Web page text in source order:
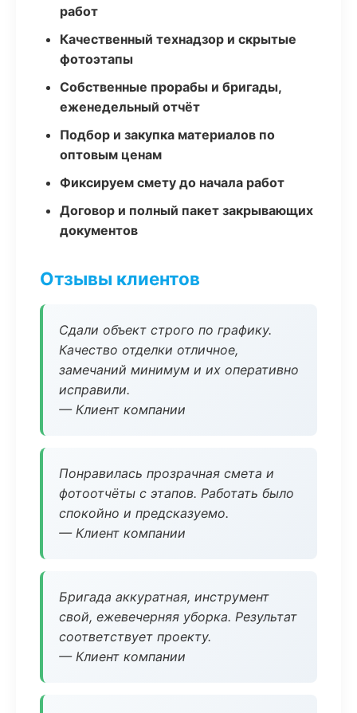
работ
Качественный технадзор и скрытые
фотоэтапы
Собственные прорабы и бригады,
еженедельный отчёт
Подбор и закупка материалов по
оптовым ценам
Фиксируем смету до начала работ
Договор и полный пакет закрывающих
документов
Отзывы клиентов
Сдали объект строго по графику.
Качество отделки отличное,
замечаний минимум и их оперативно
исправили.
— Клиент компании
Понравилась прозрачная смета и
фотоотчёты с этапов. Работать было
спокойно и предсказуемо.
— Клиент компании
Бригада аккуратная, инструмент
свой, ежевечерняя уборка. Результат
соответствует проекту.
— Клиент компании